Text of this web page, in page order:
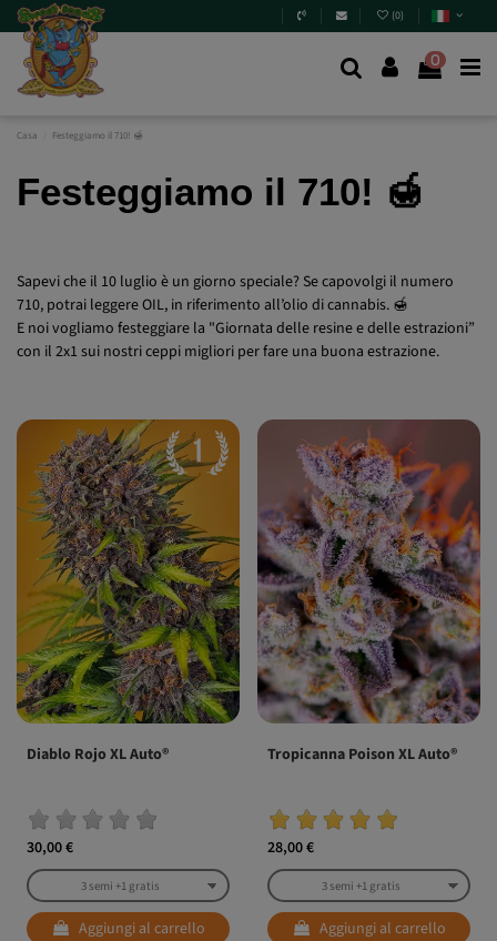
(0)
0
Casa Festeggiamo il 710! 🍯
Festeggiamo il 710! 🍯
Sapevi che il 10 luglio è un giorno speciale? Se capovolgi il numero
710, potrai leggere OIL, in riferimento all’olio di cannabis. 🍯
E noi vogliamo festeggiare la "Giornata delle resine e delle estrazioni”
con il 2x1 sui nostri ceppi migliori per fare una buona estrazione.
Diablo Rojo XL Auto®
30,00 €
Aggiungi al carrello
Tropicanna Poison XL Auto®
28,00 €
Aggiungi al carrello